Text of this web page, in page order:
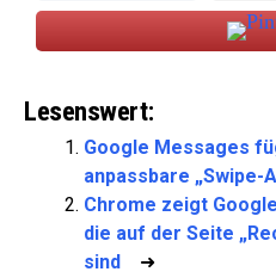
Lesenswert:
Google Messages
anpassbare „Swipe-
Chrome zeigt
die auf der Seite
sind ➜